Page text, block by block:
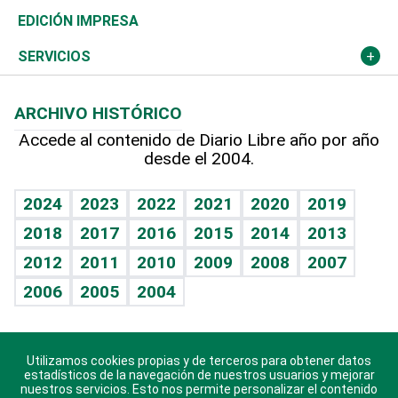
Caribe
Resto del mundo
Global y variable
Economía personal
Novedades
Podcast Arte Libre
Hablando con el pediatra
Vida y familia
Eñe
Celebrando la vida
Sin complejos
En pocas palabras
Escuchando al corazón
Olimpismo
Más deportes
Línea de hit
TBT Deportivo
Noticiero Poteleche
Columnistas
Más firmas
Martes de tecnología
Cambio climático
Deportes
Opinión
Hecho en casa
Guía del dinero
EDICIÓN IMPRESA
SERVICIOS
Cumpleaños
Horóscopos
Crucigramas
ARCHIVO HISTÓRICO
Accede al contenido de Diario Libre año por año
desde el 2004.
2024 2023 2022 2021 2020
2019
2018
2017 2016 2015 2014
2013
2012
2011 2010 2009 2008
2007
2006
2005 2004
Descarga nuestras aplicaciones para Android, iOS y
sistema Huawei.
Utilizamos cookies propias y de terceros para obtener datos
estadísticos de la navegación de nuestros usuarios y mejorar
nuestros servicios. Esto nos permite personalizar el contenido